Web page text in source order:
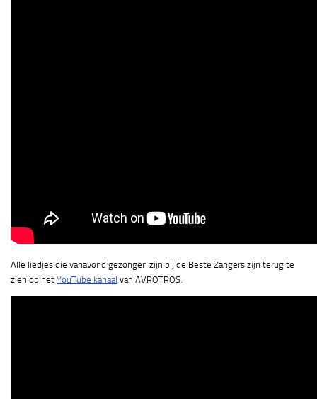
Alle liedjes die vanavond gezongen zijn bij de Beste Zangers zijn terug te
zien op het YouTube kanaal van AVROTROS.